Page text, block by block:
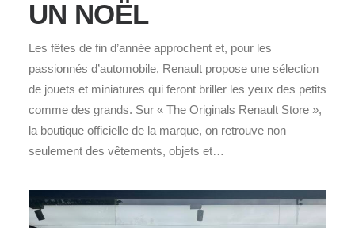
UN NOËL
Les fêtes de fin d’année approchent et, pour les
passionnés d’automobile, Renault propose une sélection
de jouets et miniatures qui feront briller les yeux des petits
comme des grands. Sur « The Originals Renault Store »,
la boutique officielle de la marque, on retrouve non
seulement des vêtements, objets et…